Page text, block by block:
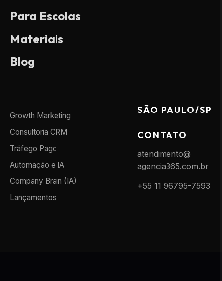
Para Escolas
Materiais
Blog
Growth Marketing
Consultoria CRM
Tráfego Pago
Automação e IA
Company Brain (IA)
Lançamentos
SÃO PAULO/SP
CONTATO
atendimento@
agencia365.com.br
+55 11 96795-7593